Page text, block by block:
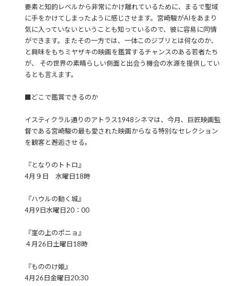
要素と知的レベルから非常にかけ離れているために、まるで聖域
に手をかけてしまったように感じさせます。宮崎駿がAIをあまり
気に入っていないということも知っているので、彼に容易に同情
ができます。またその一方では、一体このジブリとは何なのか、
と興味をもちミヤザキの映画を鑑賞するチャンスのある若者たち
が、 その世界の素晴らしい側面と出会う機会の水源を提供してい
るとも言えます。
■どこで鑑賞できるのか
イスティクラル通りのアトラス1948シネマは、今月、巨匠映画監
督である宮崎駿の最も愛された映画からなる特別なセレクション
を観客と邂逅させる。
『となりのトトロ』
4月９日 水曜日18時
『ハウルの動く城』
4月9日水曜日20：00
『崖の上のポニョ』
４月26日土曜日18時
『もののけ姫』
4月26日金曜日20:30